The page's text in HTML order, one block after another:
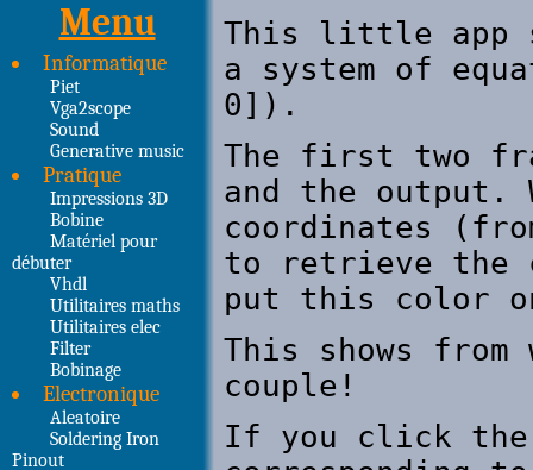
Menu
Informatique
Piet
Vga2scope
Sound
Generative music
Pratique
Impressions 3D
Bobine
Matériel pour
débuter
Vhdl
Utilitaires maths
Utilitaires elec
Filter
Bobinage
Electronique
Aleatoire
Soldering Iron
Pinout